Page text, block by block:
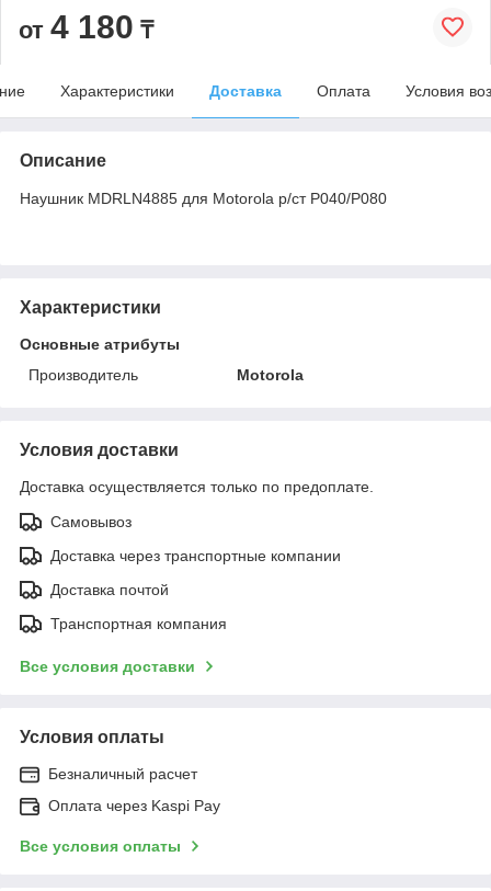
от 4 180 ₸
Характеристики Доставка Оплата Условия
Описание
Наушник MDRLN4885 для Motorola р/ст Р040/Р080
Характеристики
Основные атрибуты
Производитель
Motorola
Условия доставки
Доставка осуществляется только по предоплате.
Самовывоз
Доставка через транспортные компании
Доставка почтой
Транспортная компания
Все условия доставки
Условия оплаты
Безналичный расчет
Оплата через Kaspi Pay
Все условия оплаты